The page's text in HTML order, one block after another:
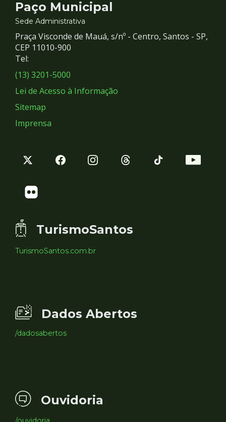
Contato
e
Redes
Sociais
Paço Municipal
Sede Administrativa
Praça Visconde de Mauá, s/nº - Centro, Santos - SP,
CEP 11010-900
Tel:
(13) 3201-5000
Lei de Acesso à Informação
Sitemap
Imprensa
TurismoSantos
TurismoSantos.com.br
Dados Abertos
/dadosabertos
Ouvidoria